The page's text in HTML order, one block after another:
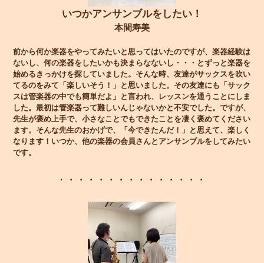
いつかアンサンブルをしたい！
本間寿美
前から何か楽器をやってみたいと思ってはいたのですが、楽器経験は
ないし、何の楽器をしたいかも決まらなないし・・・とずっと楽器を
始めるきっかけを探していました。そんな時、友達がサックスを吹い
てるのをみて「楽しいそう！」と思いました。その友達にも「サック
スは管楽器の中でも簡単だよ」と言われ、レッスンを通うことにしま
した。最初は管楽器って難しいんじゃないかと不安でした。ですが、
先生が褒め上手で、小さなことでもできたことを凄く褒めてください
ます。そんな先生のおかげで、「今できたんだ！」と思えて、楽しく
なります！いつか、他の楽器の会員さんとアンサンブルをしてみたい
です。